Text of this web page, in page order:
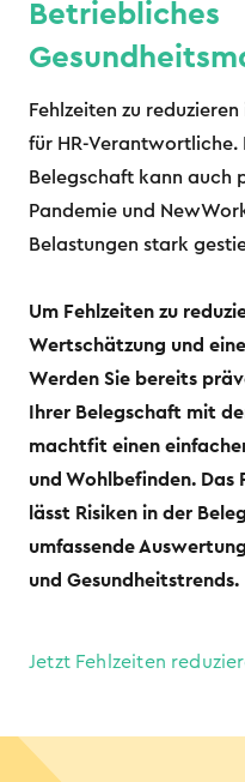
Betriebliches
Fehlzeiten zu
für HR-Verantwortliche.
Belegschaft kann auch
Pandemie und
Belastungen stark
Um Fehlzeiten zu
Wertschätzung und
Werden Sie bereits
Ihrer Belegschaft mit
machtfit einen
und Wohlbefinden.
lässt Risiken in der
umfassende
und Gesundheitstrends.
Jetzt Fehlzeiten